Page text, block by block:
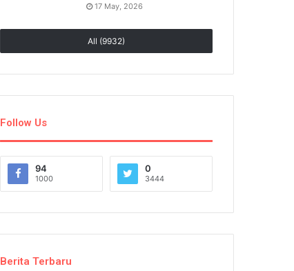
17 May, 2026
All (9932)
Follow Us
94
1000
0
3444
Berita Terbaru